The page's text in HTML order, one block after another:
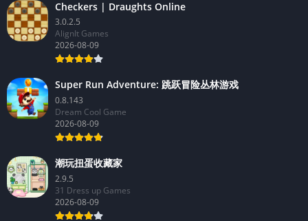
Checkers | Draughts Online
3.0.2.5
AlignIt Games
2026-08-09
Super Run Adventure: 跳跃冒险丛林游戏
0.8.143
Dream Cool Game
2026-08-09
潮玩扭蛋收藏家
2.9.5
31 Dress up Games
2026-08-09